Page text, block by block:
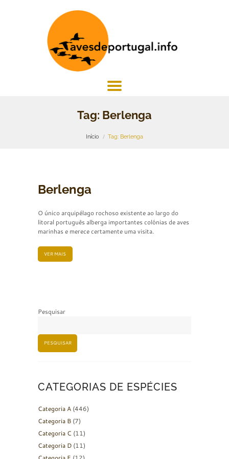
Tag: Berlenga
Início Tag: Berlenga
Berlenga
O único arquipélago rochoso existente ao largo do
litoral português alberga importantes colónias de aves
marinhas e merece certamente uma visita.
VER MAIS
Pesquisar
PESQUISAR
CATEGORIAS DE ESPÉCIES
Categoria A (446)
Categoria B (7)
Categoria C (11)
Categoria D (11)